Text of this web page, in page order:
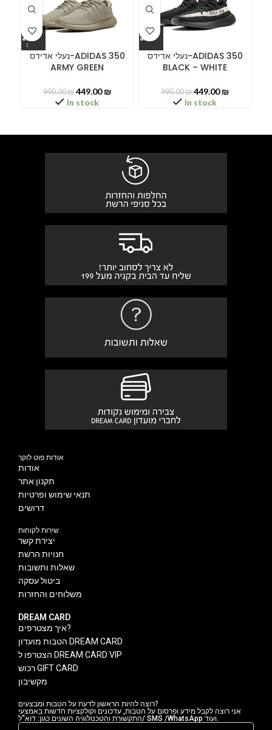
נעלי אדידס-ADIDAS 350
ARMY GREEN
990.00₪ 449.00₪
In stock
נעלי אדידס-ADIDAS 350
BLACK – WHITE
990.00₪ 449.00₪
In stock
אודות פוט לוקר
אודות
תקנון אתר
תנאי שימוש ופרטיות
דרושים
שירות לקוחות
יצירת קשר
חנויות הרשת
שאלות ותשובות
ביטול עסקה
משלוחים והחזרות
DREAM CARD
איך מצטרפים?
הטבות מועדון DREAM CARD
הצטרפו ל DREAM CARD VIP
רכוש GIFT CARD
מקשיבון
רוצה להיות הראשון לדעת על הטבות ומבצעים?
אני רוצה לקבל מידע ופרסום על הטבות, עדכונים וקולקציות חדשות באמצעי
התקשורת והטכנולוגיה השונים כגון: דוא"ל/ SMS /WhatsApp ועוד.